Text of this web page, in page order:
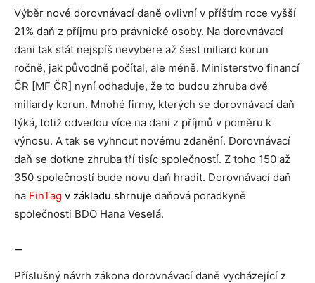
Výběr nové dorovnávací daně ovlivní v příštím roce vyšší
21% daň z příjmu pro právnické osoby. Na dorovnávací
dani tak stát nejspíš nevybere až šest miliard korun
ročně, jak původně počítal, ale méně. Ministerstvo financí
ČR [MF ČR] nyní odhaduje, že to budou zhruba dvě
miliardy korun. Mnohé firmy, kterých se dorovnávací daň
týká, totiž odvedou více na dani z příjmů v poměru k
výnosu. A tak se vyhnout novému zdanění. Dorovnávací
daň se dotkne zhruba tří tisíc společností. Z toho 150 až
350 společností bude novu daň hradit. Dorovnávací daň
na FinTag v základu shrnuje daňová poradkyně
společnosti BDO Hana Veselá.
—
Příslušný návrh zákona dorovnávací daně vycházející z